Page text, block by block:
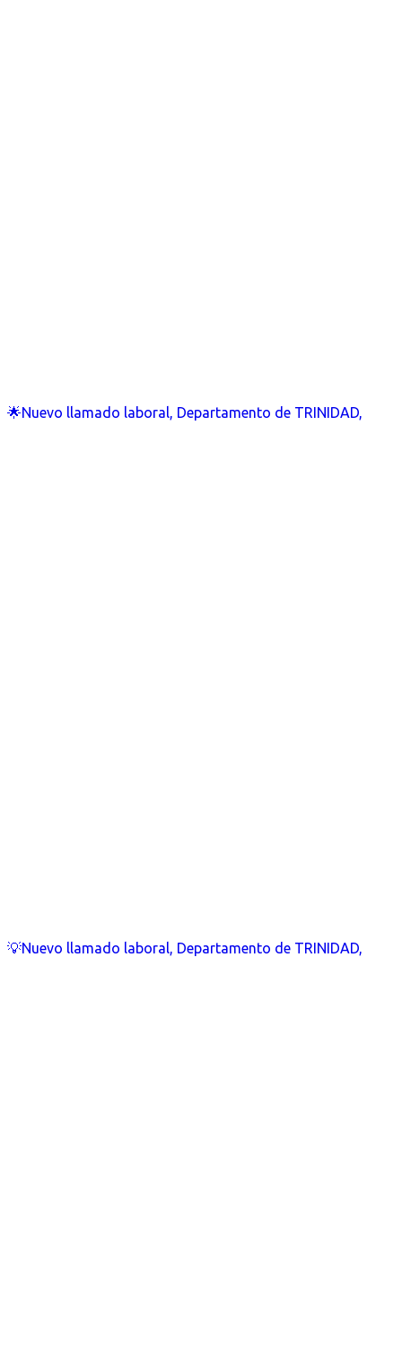
🌟Nuevo llamado laboral, Departamento de TRINIDAD,
💡Nuevo llamado laboral, Departamento de TRINIDAD,